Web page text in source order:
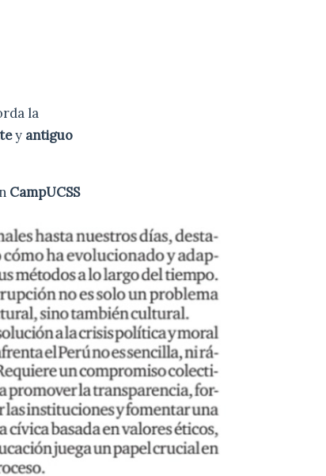
la
y antiguo
CampUCSS